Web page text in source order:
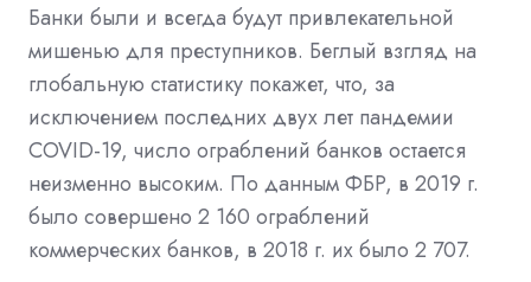
Банки были и всегда будут привлекательной
мишенью для преступников. Беглый взгляд на
глобальную статистику покажет, что, за
исключением последних двух лет пандемии
COVID-19, число ограблений банков остается
неизменно высоким. По данным ФБР, в 2019 г.
было совершено 2 160 ограблений
коммерческих банков, в 2018 г. их было 2 707.